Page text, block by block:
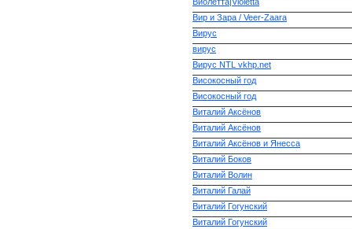
Вир и Зара / Veer-Zaara
Вирус
вирус
Вирус NTL vkhp.net
Високосный год
Високосный год
Виталий Аксёнов
Виталий Аксёнов
Виталий Аксёнов и Янесса
Виталий Боков
Виталий Волин
Виталий Галай
Виталий Гогунский
Виталий Гогунский